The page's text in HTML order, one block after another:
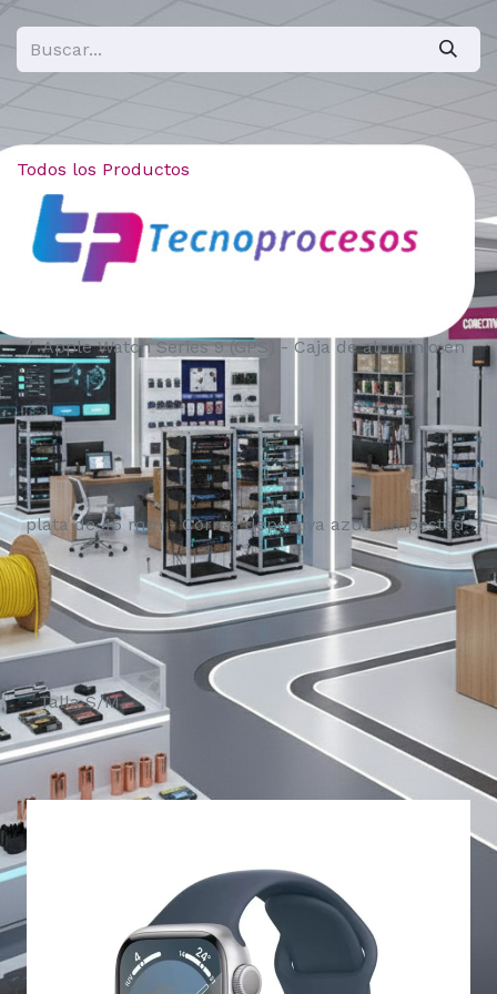
Todos los Productos
Apple Watch Series 9 (GPS) - Caja de aluminio en
plata de 45 mm - Correa deportiva azul tempestad
- Talla S/M